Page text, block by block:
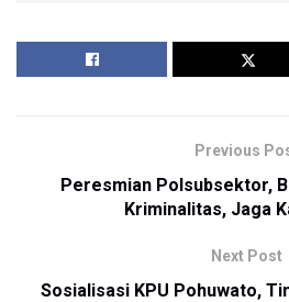
Previous
Peresmian Polsubsektor,
Kriminalitas, Jaga
Next Post
Sosialisasi KPU Pohuwato,